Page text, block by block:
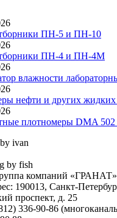
ПН-5 и ПН-10
ПН-4 и ПН-4М
влажности
нефти и других
плотномеры DMA
ivan
by fish
компаний «ГРАНАТ»
190013, Санкт-
проспект, д. 25
336-90-86